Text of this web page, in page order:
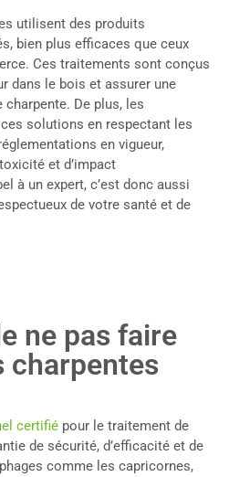
utilisent des produits
bien plus efficaces que ceux
Ces traitements sont conçus
dans le bois et assurer une
De plus, les
solutions en respectant les
en vigueur,
et d’impact
à un expert, c’est donc aussi
de votre santé et de
ne pas faire
charpentes
certifié pour le traitement de
de sécurité, d’efficacité et de
comme les capricornes,